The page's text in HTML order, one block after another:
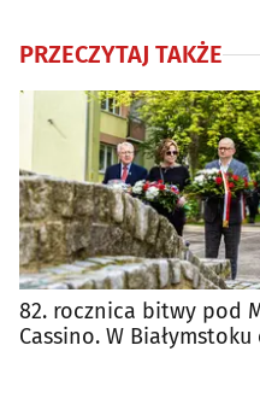
PRZECZYTAJ TAKŻE
82. rocznica bitwy pod
Cassino. W